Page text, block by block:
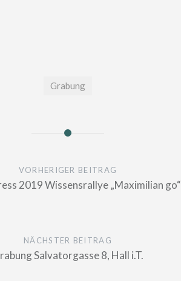
Grabung
VORHERIGER BEITRAG
2019 Wissensrallye „Maximilian go“
NÄCHSTER BEITRAG
Salvatorgasse 8, Hall i.T.